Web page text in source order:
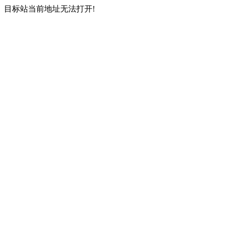
目标站当前地址无法打开!